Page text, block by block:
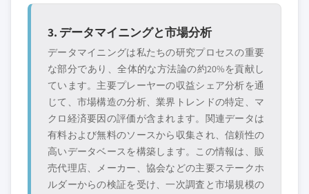
3. データマイニングと市場分析
データマイニングは私たちの研究プロセスの重要
な部分であり、全体的な方法論の約20%を貢献し
ています。主要プレーヤーの収益シェア分析を通
じて、市場構造の分析、業界トレンドの特定、マ
クロ経済要因の評価が含まれます。関連データは
有料および無料のソースから収集され、信頼性の
高いデータベースを構築します。この情報は、販
売代理店、メーカー、協会などの主要ステークホ
ルダーからの検証を受け、一次調査と市場規模の